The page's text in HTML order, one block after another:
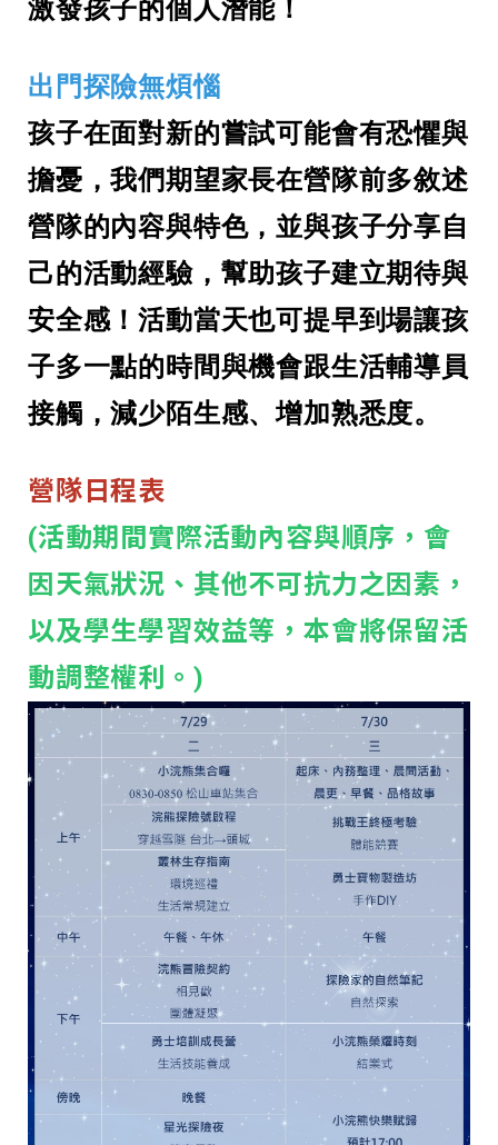
激發孩子的個人潛能！
出門探險無煩惱
孩子在面對新的嘗試可能會有恐懼與
擔憂，我們期望家長在營隊前多敘述
營隊的內容與特色，並與孩子分享自
己的活動經驗，幫助孩子建立期待與
安全感！活動當天也可提早到場讓孩
子多一點的時間與機會跟生活輔導員
接觸，減少陌生感、增加熟悉度。
營隊日程表
(活動期間實際活動內容與順序，會
因天氣狀況、其他不可抗力之因素，
以及學生學習效益等，本會將保留活
動調整權利。)